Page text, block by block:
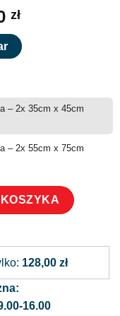
zł
– 2x 35cm x 45cm
– 2x 55cm x 75cm
128,00 zł
16.00